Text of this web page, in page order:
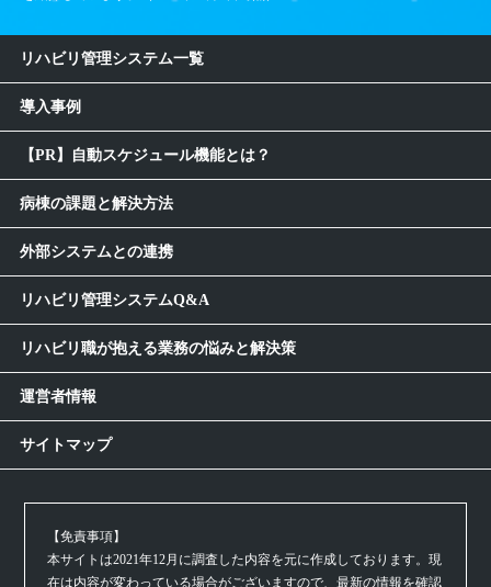
リハビリ管理システム一覧
導入事例
【PR】自動スケジュール機能とは？
病棟の課題と解決方法
外部システムとの連携
リハビリ管理システムQ&A
リハビリ職が抱える業務の悩みと解決策
運営者情報
サイトマップ
【免責事項】
本サイトは2021年12月に調査した内容を元に作成しております。現
在は内容が変わっている場合がございますので、最新の情報を確認